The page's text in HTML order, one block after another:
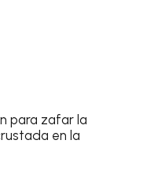
para zafar la
en la